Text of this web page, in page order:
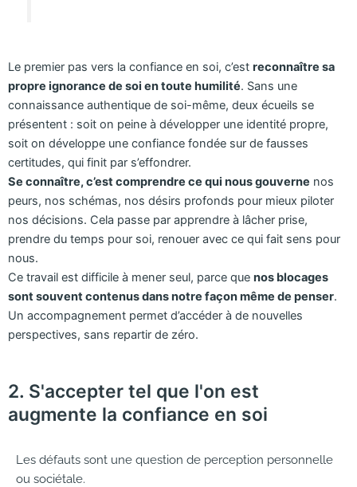
Le premier pas vers la confiance en soi, c’est reconnaître sa
propre ignorance de soi en toute humilité. Sans une
connaissance authentique de soi-même, deux écueils se
présentent : soit on peine à développer une identité propre,
soit on développe une confiance fondée sur de fausses
certitudes, qui finit par s’effondrer.
Se connaître, c’est comprendre ce qui nous gouverne nos
peurs, nos schémas, nos désirs profonds pour mieux piloter
nos décisions. Cela passe par apprendre à lâcher prise,
prendre du temps pour soi, renouer avec ce qui fait sens pour
nous.
Ce travail est difficile à mener seul, parce que nos blocages
sont souvent contenus dans notre façon même de penser.
Un accompagnement permet d’accéder à de nouvelles
perspectives, sans repartir de zéro.
2. S'accepter tel que l'on est
augmente la confiance en soi
Les défauts sont une question de perception personnelle
ou sociétale.